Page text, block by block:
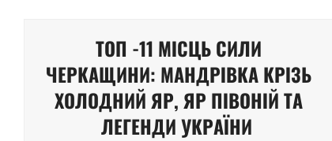
ТОП -11 МІСЦЬ СИЛИ
ЧЕРКАЩИНИ: МАНДРІВКА КРІЗЬ
ХОЛОДНИЙ ЯР, ЯР ПІВОНІЙ ТА
ЛЕГЕНДИ УКРАЇНИ